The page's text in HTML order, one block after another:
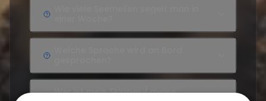
Wer ist mein Skipper / meine